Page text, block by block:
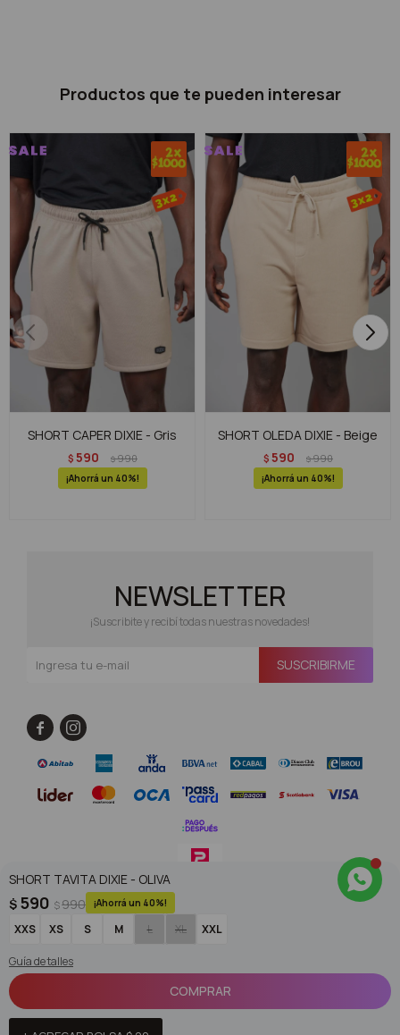
SHORT TAVITA DIXIE - OLIVA
$ 590 $990 40
XXS XS S M L XL XXL
Guía de talles
COMPRAR
Productos que te pueden interesar
SHORT CAPER DIXIE - Gris
$ 590 $990
40
SHORT OLEDA DIXIE - Beige
$ 590 $990
40
NEWSLETTER
¡Suscribite y recibí todas nuestras novedades!
SUSCRIBIRME
 
© Copyright 2026 / Superoutlet / FORTER S.A Rut 213720560017